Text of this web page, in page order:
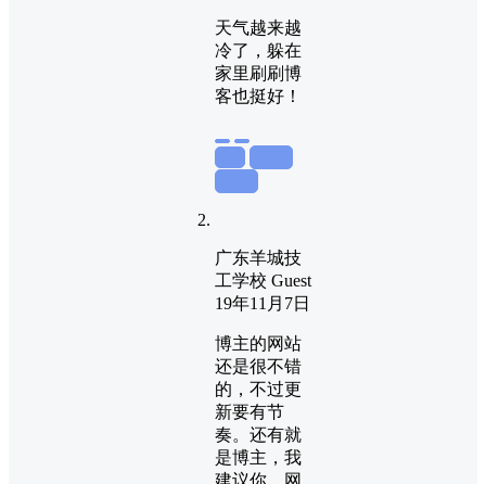
天气越来越
冷了，躲在
家里刷刷博
客也挺好！
广东羊城技
工学校 Guest
19年11月7日
博主的网站
还是很不错
的，不过更
新要有节
奏。还有就
是博主，我